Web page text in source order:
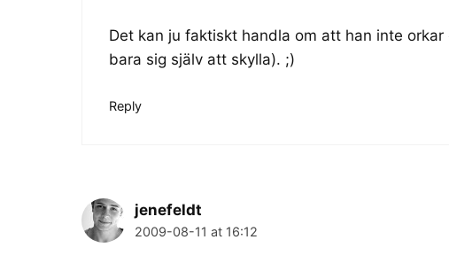
Det kan ju faktiskt handla om att han inte
bara sig själv att skylla). ;)
Reply
jenefeldt
2009-08-11 at 16:12